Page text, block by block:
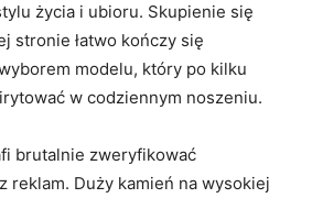
życia i ubioru. Skupienie się
stronie łatwo kończy się
modelu, który po kilku
w codziennym noszeniu.
brutalnie zweryfikować
reklam. Duży kamień na wysokiej